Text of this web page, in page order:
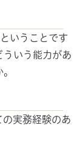
いうことです
ういう能力があ
の実務経験のあ